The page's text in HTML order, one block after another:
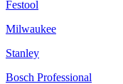
Festool
Milwaukee
Stanley
Bosch Professional